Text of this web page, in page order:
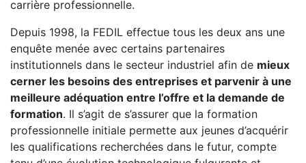
carrière professionnelle.
Depuis 1998, la FEDIL effectue tous les deux ans une
enquête menée avec certains partenaires
institutionnels dans le secteur industriel afin de mieux
cerner les besoins des entreprises et parvenir à une
meilleure adéquation entre l’offre et la demande de
formation. Il s’agit de s’assurer que la formation
professionnelle initiale permette aux jeunes d’acquérir
les qualifications recherchées dans le futur, compte